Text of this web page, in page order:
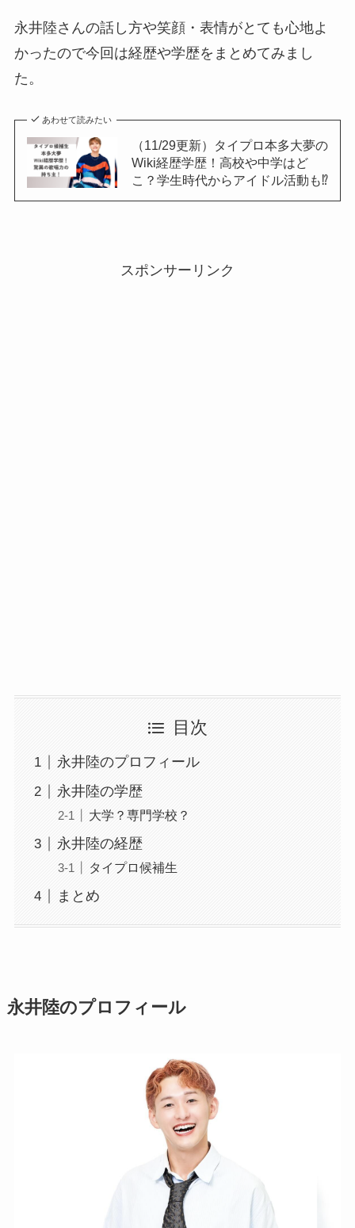
永井陸さんの話し方や笑顔・表情がとても心地よ
かったので今回は経歴や学歴をまとめてみまし
た。
あわせて読みたい
（11/29更新）タイプロ本多大夢の
Wiki経歴学歴！高校や中学はど
こ？学生時代からアイドル活動も⁉︎
スポンサーリンク
目次
永井陸のプロフィール
永井陸の学歴
大学？専門学校？
永井陸の経歴
タイプロ候補生
まとめ
永井陸のプロフィール